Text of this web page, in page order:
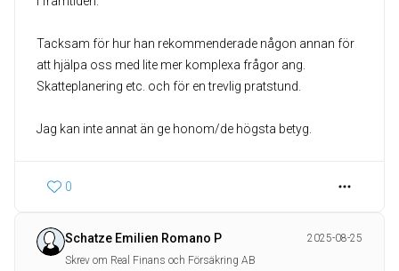
Tacksam för hur han rekommenderade någon annan för
att hjälpa oss med lite mer komplexa frågor ang.
Skatteplanering etc. och för en trevlig pratstund.
Jag kan inte annat än ge honom/de högsta betyg.
0
Schatze Emilien Romano P
2025-08-25
Skrev om Real Finans och Försäkring AB